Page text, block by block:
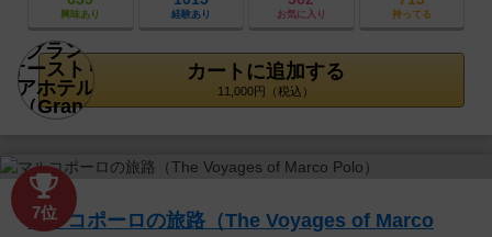
興味あり 経験あり お気に入り 持ってる
カートに追加する
11,000円（税込）
7位
マルコポーロの旅路（The Voyages of Marco